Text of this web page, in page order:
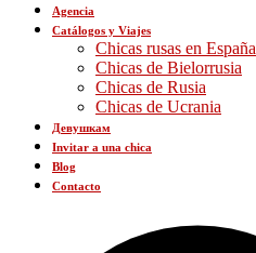
Agencia
Catálogos y Viajes
Chicas rusas en España
Chicas de Bielorrusia
Chicas de Rusia
Chicas de Ucrania
Девушкам
Invitar a una chica
Blog
Contacto